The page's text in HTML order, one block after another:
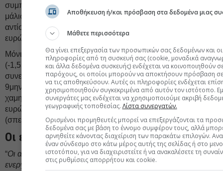
συμπλήρωσε τρεις συνεχόμενες ανοδικές συνεδριάσεις και
μάλιστα σε ιδιαίτερα δύσκολο περιβάλλον. Η επόμενη
αντίσταση στα 9,465 ευρώ και η πρώτη στήριξη στα 8,37
ευρώ (εκθετικός ΚΜΟ 200 ημερών).
Μόνιμα με αρνητικό πρόσημο κινήθηκε η μετοχή τηςΑΡΑΙΓ
(-1,55%), που συμπλήρωσε τρεις συνεχόμενες πτωτικές
συνεδριάσεις και ολοκλήρωσε τις συναλλαγές σε χαμηλά
9μηνου. Μόνη θετική ένδειξη η αντίδραση από τα πρωινά
χαμηλά των 10,8 ευρώ (-6,74%). Επόμενη στήριξη στα 11,02
ευρώ και η πρώτη αντίσταση στα 13,44 – 13,55 ευρώ
(σπεύδουν οι δύο ΚΜΟ 200 ημερών).
Οι εκτιμήσεις των αναλυτών
“Οι αγορές αρχίζουν να αποτιμούν μια πιο παρατεταμένη
ενεργειακή κρίση που σχετίζεται με το Ιράν, μετά την αύξηση
Αποθήκευση ή/και πρόσβαση στα δεδομένα μιας
Μάθετε περισσότερα
Θα γίνει επεξεργασία των προσωπικών σας δεδομένων και οι
πληροφορίες από τη συσκευή σας (cookie, μοναδικά
και άλλα δεδομένα συσκευής) ενδέχεται να κοινοποιηθούν
παρόχους, οι οποίοι μπορούν να αποκτήσουν πρόσβαση
να τις αποθηκεύσουν. Αυτές οι πληροφορίες ενδέχεται
χρησιμοποιηθούν συγκεκριμένα από αυτόν τον ιστότοπο.
συνεργάτες μας ενδέχεται να χρησιμοποιούμε ακριβή
γεωγραφικής τοποθεσίας. Λίστα συνεργατών.
Ορισμένοι προμηθευτές μπορεί να επεξεργάζονται τα
δεδομένα σας με βάση το έννομο συμφέρον τους, αλλά
αρνηθείτε κάνοντας διαχείριση των παρακάτω επιλογών.
έναν σύνδεσμο στο κάτω μέρος αυτής της σελίδας ή στο
ιστοτόπου, για να διαχειριστείτε ή να ανακαλέσετε τη
στις ρυθμίσεις απορρήτου και cookie.